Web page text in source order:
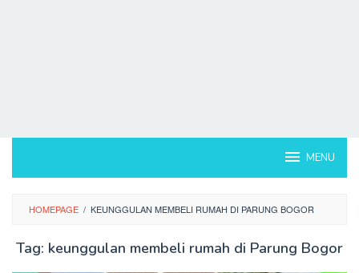
MENU
HOMEPAGE / KEUNGGULAN MEMBELI RUMAH DI PARUNG BOGOR
Tag: keunggulan membeli rumah di Parung Bogor